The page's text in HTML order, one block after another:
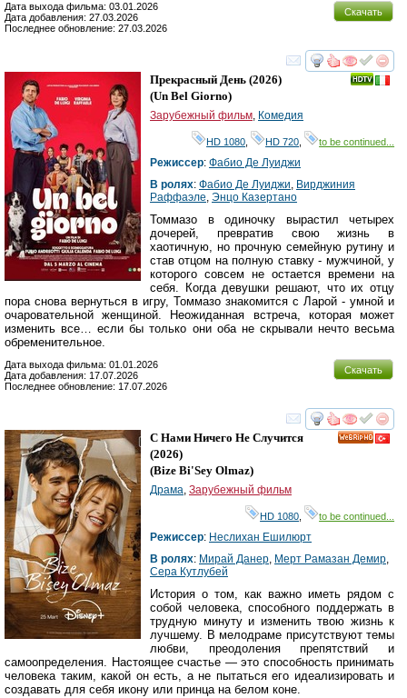
Скачать
Дата выхода фильма: 03.01.2026
Дата добавления: 27.03.2026
Последнее обновление: 27.03.2026
смотреть
Прекрасный День (2026)
(Un Bel Giorno)
Зарубежный фильм, Комедия
HD 1080 HD 720 to be continued...
Режиссер: Фабио Де Луиджи
В ролях: Фабио Де Луиджи, Вирджиния
Раффаэле, Энцо Казертано
Томмазо в одиночку вырастил четырех
дочерей, превратив свою жизнь в
хаотичную, но прочную семейную рутину и
став отцом на полную ставку - мужчиной, у
которого совсем не остается времени на
себя. Когда девушки решают, что их отцу
пора снова вернуться в игру, Томмазо знакомится с Ларой - умной и
очаровательной женщиной. Неожиданная встреча, которая может
изменить все… если бы только они оба не скрывали нечто весьма
обременительное.
Скачать
Дата выхода фильма: 01.01.2026
Дата добавления: 17.07.2026
Последнее обновление: 17.07.2026
смотреть
С Нами Ничего Не Случится
(2026)
(Bize Bi'Sey Olmaz)
Драма, Зарубежный фильм
HD 1080 to be continued...
Режиссер: Неслихан Ешилюрт
В ролях: Мирай Данер, Мерт Рамазан Демир,
Сера Кутлубей
История о том, как важно иметь рядом с
собой человека, способного поддержать в
трудную минуту и изменить твою жизнь к
лучшему. В мелодраме присутствуют темы
любви, преодоления препятствий и
самоопределения. Настоящее счастье — это способность принимать
человека таким, какой он есть, а не пытаться его идеализировать и
создавать для себя икону или принца на белом коне.